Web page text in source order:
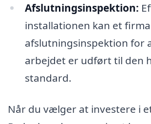
Afslutningsinspektion:
installationen kan et
afslutningsinspektion for
arbejdet er udført til den
standard.
Når du vælger at investere i